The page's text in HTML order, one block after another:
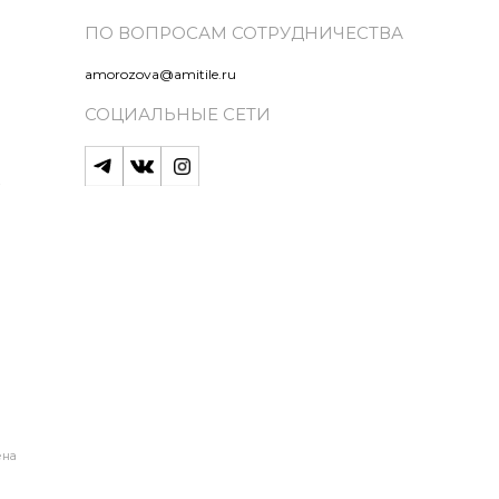
amorozova@amitile.ru
ПО ВОПРОСАМ СОТРУДНИЧЕСТВА
СОЦИАЛЬНЫЕ СЕТИ